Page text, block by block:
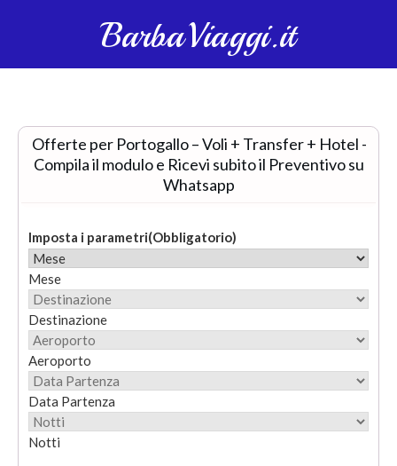
BarbaViaggi.it
Offerte per Portogallo – Voli + Transfer + Hotel -
Compila il modulo e Ricevi subito il Preventivo su
Whatsapp
Imposta i parametri(Obbligatorio)
Mese
Destinazione
Aeroporto
Data Partenza
Notti